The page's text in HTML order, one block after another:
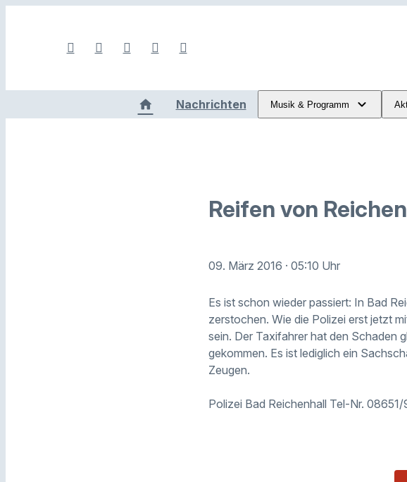
Nachrichten Musik & Programm
Reifen von
09. März 2016 · 05:10 Uhr
Es ist schon wieder passiert: In Bad
zerstochen. Wie die Polizei erst jetzt
sein. Der Taxifahrer hat den Schaden
gekommen. Es ist lediglich ein
Zeugen.
Polizei Bad Reichenhall Tel-Nr.